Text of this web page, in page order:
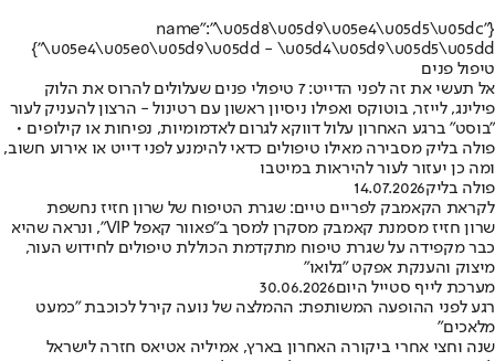
{"name":"\u05d8\u05d9\u05e4\u05d5\u05dc
\u05e4\u05e0\u05d9\u05dd - \u05d4\u05d9\u05d5\u05dd"}
טיפול פנים
אל תעשי את זה לפני הדייט: 7 טיפולי פנים שעלולים להרוס את הלוק
פילינג, לייזר, בוטוקס ואפילו ניסיון ראשון עם רטינול - הרצון להעניק לעור
"בוסט" ברגע האחרון עלול דווקא לגרום לאדמומיות, נפיחות או קילופים •
פולה בליק מסבירה מאילו טיפולים כדאי להימנע לפני דייט או אירוע חשוב,
ומה כן יעזור לעור להיראות במיטבו
פולה בליק14.07.2026
לקראת הקאמבק לפריים טיים: שגרת הטיפוח של שרון חזיז נחשפת
שרון חזיז מסמנת קאמבק מסקרן למסך ב"פאוור קאפל VIP", ונראה שהיא
כבר מקפידה על שגרת טיפוח מתקדמת הכוללת טיפולים לחידוש העור,
מיצוק והענקת אפקט "גלואו"
מערכת לייף סטייל היום30.06.2026
רגע לפני ההופעה המשותפת: ההמלצה של נועה קירל לכוכבת "כמעט
מלאכים"
שנה וחצי אחרי ביקורה האחרון בארץ, אמיליה אטיאס חזרה לישראל